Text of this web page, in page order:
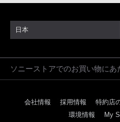
日本
ソニーストアでのお買い物にあ
会社情報 採用情報 特約店
環境情報
My